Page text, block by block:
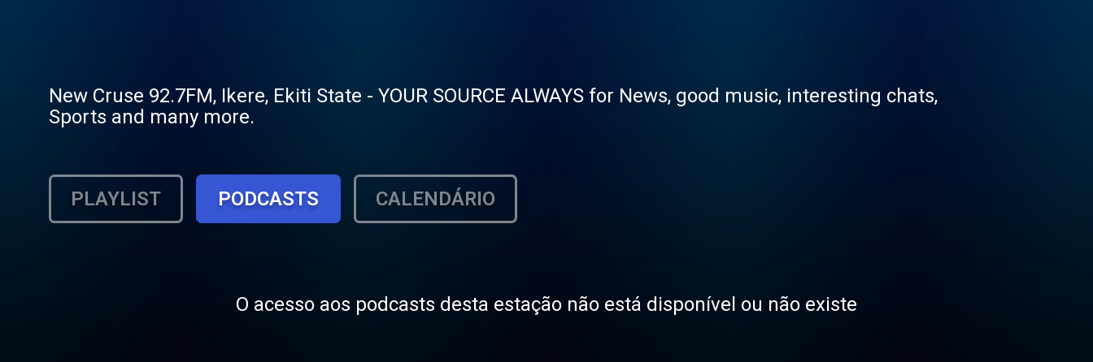
New Cruse 92.7FM, Ikere, Ekiti State - YOUR SOURCE ALWAYS for News, good music, interesting chats,
Sports and many more.
PLAYLIST PODCASTS CALENDÁRIO
O acesso aos podcasts desta estação não está disponível ou não existe